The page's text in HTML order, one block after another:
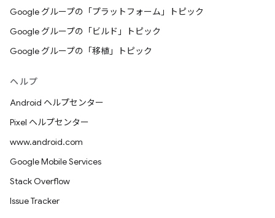
Google グループの「プラットフォーム」トピック
Google グループの「ビルド」トピック
Google グループの「移植」トピック
ヘルプ
Android ヘルプセンター
Pixel ヘルプセンター
www.android.com
Google Mobile Services
Stack Overflow
Issue Tracker